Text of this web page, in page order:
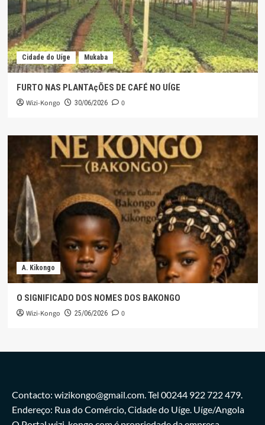
Cidade do Uíge Mukaba
FURTO NAS PLANTAçÕES DE CAFÉ NO UÍGE
Wizi-Kongo 30/06/2026 0
A. Kikongo
O SIGNIFICADO DOS NOMES DOS BAKONGO
Wizi-Kongo 25/06/2026 0
Contacto: wizikongo@gmail.com. Tel 00244 922 722 479.
Endereço: Rua do Comércio, Cidade do Uíge. Uíge/Angola